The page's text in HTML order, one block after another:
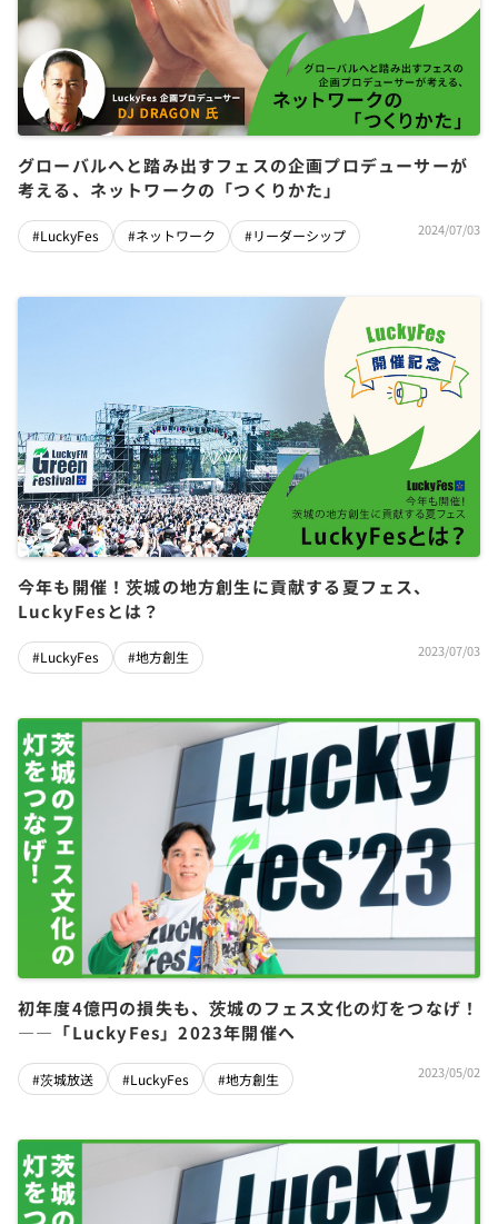
グローバルへと踏み出すフェスの企画プロデューサーが
考える、ネットワークの「つくりかた」
#LuckyFes #ネットワーク #リーダーシップ 2024/07/03
今年も開催！茨城の地方創生に貢献する夏フェス、
LuckyFesとは？
#LuckyFes #地方創生 2023/07/03
初年度4億円の損失も、茨城のフェス文化の灯をつなげ！
――「LuckyFes」2023年開催へ
#茨城放送 #LuckyFes #地方創生 2023/05/02